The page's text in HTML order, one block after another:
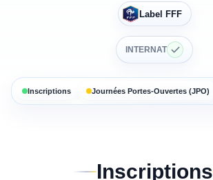
Label FFF
INTERNAT
Inscriptions Journées Portes-Ouvertes (JPO)
Inscriptions